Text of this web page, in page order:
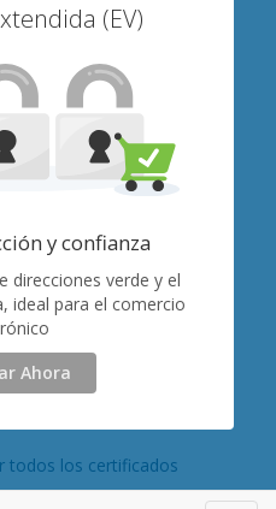
(EV)
y confianza
direcciones verde y el
ideal para el comercio
Ahora
todos los certificados